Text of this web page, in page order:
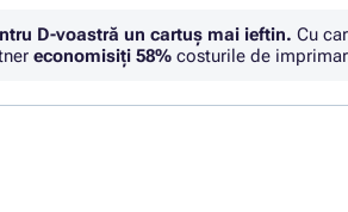
D-voastră un cartuș mai ieftin. Cu
economisiţi 58% costurile de